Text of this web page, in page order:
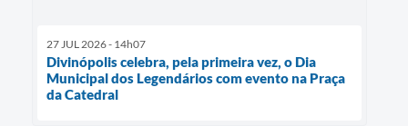
27 JUL 2026 - 14h07
Divinópolis celebra, pela primeira vez, o Dia
Municipal dos Legendários com evento na Praça
da Catedral